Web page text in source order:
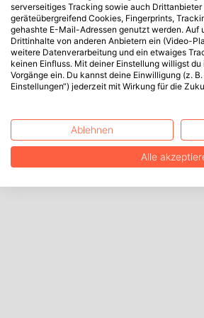
serverseitiges Tracking sowie auch Drittanbieter
geräteübergreifend Cookies, Fingerprints,
gehashte E-Mail-Adressen genutzt werden. Auf
Drittinhalte von anderen Anbietern ein (Video-
weitere Datenverarbeitung und ein etwaiges
keinen Einfluss. Mit deiner Einstellung willigst
Vorgänge ein. Du kannst deine Einwilligung (z.
Einstellungen“) jederzeit mit Wirkung für die
Ablehnen
Alle